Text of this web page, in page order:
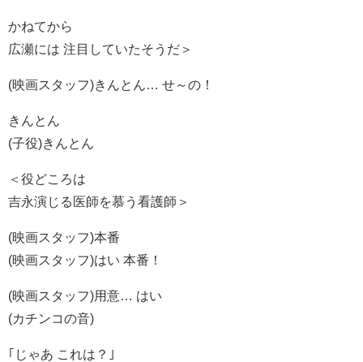
かねてから
広瀬には 注目していたそうだ＞
(映画スタッフ)きんとん… せ～の！
きんとん
(子役)きんとん
＜役どころは
吉永演じる医師を慕う看護師＞
(映画スタッフ)本番
(映画スタッフ)はい 本番！
(映画スタッフ)用意… はい
(カチンコの音)
｢じゃあ これは？｣